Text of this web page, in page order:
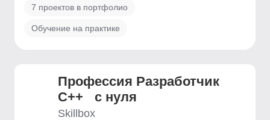
7 проектов в портфолио
Обучение на практике
Профессия Разработчик
С++ с нуля
Skillbox